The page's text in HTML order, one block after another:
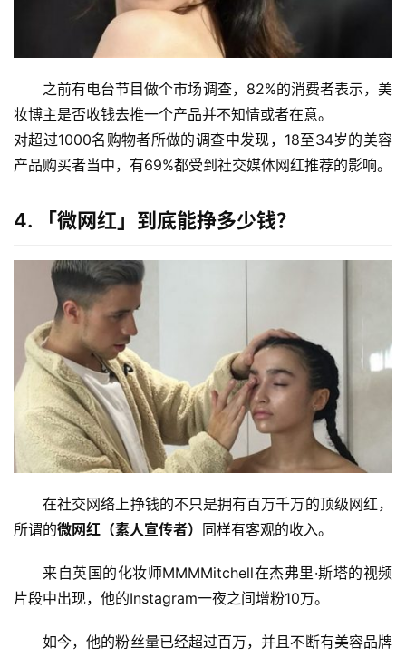
之前有电台节目做个市场调查，82%的消费者表示，美
妆博主是否收钱去推一个产品并不知情或者在意。
对超过1000名购物者所做的调查中发现，18至34岁的美容
产品购买者当中，有69%都受到社交媒体网红推荐的影响。
4. 「微网红」到底能挣多少钱？
在社交网络上挣钱的不只是拥有百万千万的顶级网红，
所谓的微网红（素人宣传者） 同样有客观的收入。
来自英国的化妆师MMMMitchell在杰弗里·斯塔的视频
片段中出现，他的Instagram一夜之间增粉10万。
如今，他的粉丝量已经超过百万，并且不断有美容品牌